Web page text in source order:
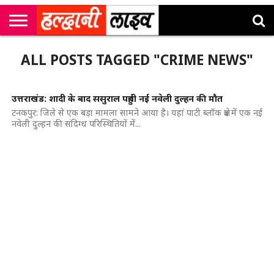
सी
एम
कॉर्नर
उत्तराखंड
न्यूज़
खेल
मनोरंजन
सम्पादकीय
जॉब
अलर्ट्स
ALL POSTS TAGGED "CRIME NEWS"
उत्तराखंड: शादी के बाद ससुराल पहुंची नई नवेली दुल्हन की मौत
टनकपुर: जिले से एक बड़ा मामला सामने आया है। यहां पाटी ब्लॉक क्षेत्र में एक नई
नवेली दुल्हन की संदिग्ध परिस्थितियों में...